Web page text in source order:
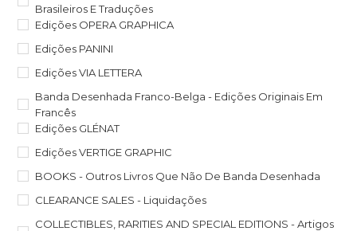
Brasileiros E Traduções
Edições OPERA GRAPHICA
Edições PANINI
Edições VIA LETTERA
Banda Desenhada Franco-Belga - Edições Originais Em
Francês
Edições GLÉNAT
Edições VERTIGE GRAPHIC
BOOKS - Outros Livros Que Não De Banda Desenhada
CLEARANCE SALES - Liquidações
COLLECTIBLES, RARITIES AND SPECIAL EDITIONS - Artigos